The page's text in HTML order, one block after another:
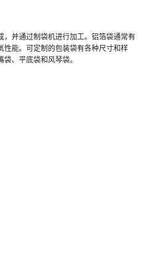
并通过制袋机进行加工。铝箔袋通常有
性能。可定制的包装袋有各种尺寸和样
、平底袋和风琴袋。